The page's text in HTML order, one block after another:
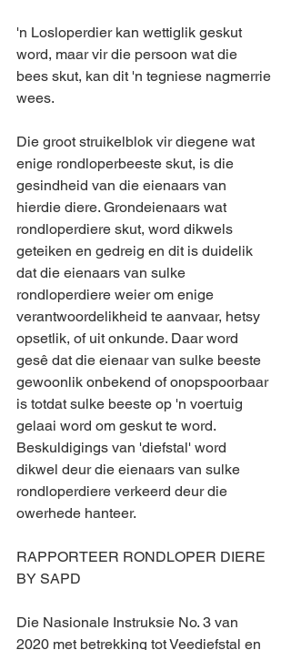
'n Losloperdier kan wettiglik geskut
word, maar vir die persoon wat die
bees skut, kan dit 'n tegniese nagmerrie
wees.
Die groot struikelblok vir diegene wat
enige rondloperbeeste skut, is die
gesindheid van die eienaars van
hierdie diere. Grondeienaars wat
rondloperdiere skut, word dikwels
geteiken en gedreig en dit is duidelik
dat die eienaars van sulke
rondloperdiere weier om enige
verantwoordelikheid te aanvaar, hetsy
opsetlik, of uit onkunde. Daar word
gesê dat die eienaar van sulke beeste
gewoonlik onbekend of onopspoorbaar
is totdat sulke beeste op 'n voertuig
gelaai word om geskut te word.
Beskuldigings van 'diefstal' word
dikwel deur die eienaars van sulke
rondloperdiere verkeerd deur die
owerhede hanteer.
RAPPORTEER RONDLOPER DIERE
BY SAPD
Die Nasionale Instruksie No. 3 van
2020 met betrekking tot Veediefstal en